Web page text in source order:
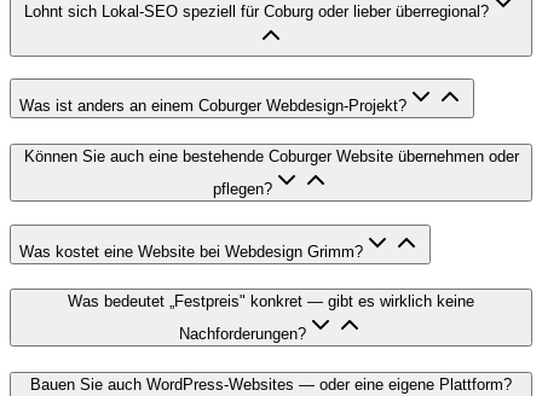
Lohnt sich Lokal-SEO speziell für Coburg oder lieber überregional?
Was ist anders an einem Coburger Webdesign-Projekt?
Können Sie auch eine bestehende Coburger Website übernehmen oder
pflegen?
Was kostet eine Website bei Webdesign Grimm?
Was bedeutet „Festpreis" konkret — gibt es wirklich keine
Nachforderungen?
Bauen Sie auch WordPress-Websites — oder eine eigene Plattform?